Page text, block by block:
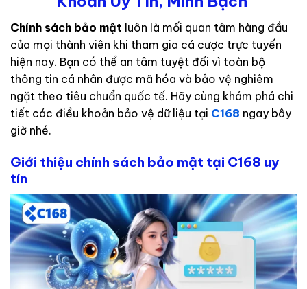
Chính sách bảo mật luôn là mối quan tâm hàng đầu
của mọi thành viên khi tham gia cá cược trực tuyến
hiện nay. Bạn có thể an tâm tuyệt đối vì toàn bộ
thông tin cá nhân được mã hóa và bảo vệ nghiêm
ngặt theo tiêu chuẩn quốc tế. Hãy cùng khám phá chi
tiết các điều khoản bảo vệ dữ liệu tại C168 ngay bây
giờ nhé.
Giới thiệu chính sách bảo mật tại C168 uy
tín